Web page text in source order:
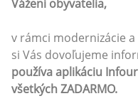
Vážení obyvatelia,
v rámci modernizácie
si Vás dovoľujeme
používa aplikáciu
všetkých ZADARMO.